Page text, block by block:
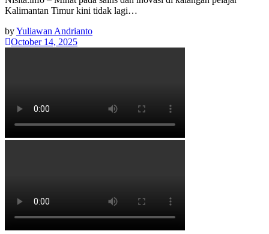
Kalimantan Timur kini tidak lagi…
byYuliawan Andrianto
October 14, 2025